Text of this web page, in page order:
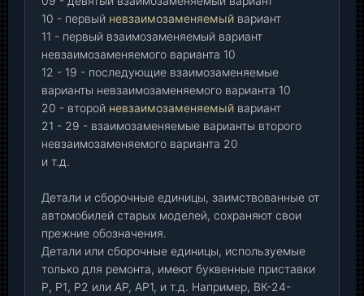
10 - первый невзаимозаменяемый вариант
11 - первый взаимозаменяемый вариант
невзаимозаменяемого варианта 10
12 - 19 - последующие взаимозаменяемые
варианты невзаимозаменяемого варианта 10
20 - второй невзаимозаменяемый вариант
21 - 29 - взаимозаменяемые варианты второго
невзаимозаменяемого варианта 20
и т.д.
Детали и сборочные единицы, заимствованные от
автомобилей старых моделей, сохраняют свои
прежние обозначения.
Детали или сборочные единицы, используемые
только для ремонта, имеют буквенные приставки
Р, Р1, Р2 или АР, АР1, и т.д. Например, ВК-24-